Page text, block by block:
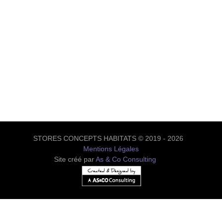
STORES CONCEPTS HABITATS © 2019 - 2026
Mentions Légales
Site créé parAs & Co Consulting